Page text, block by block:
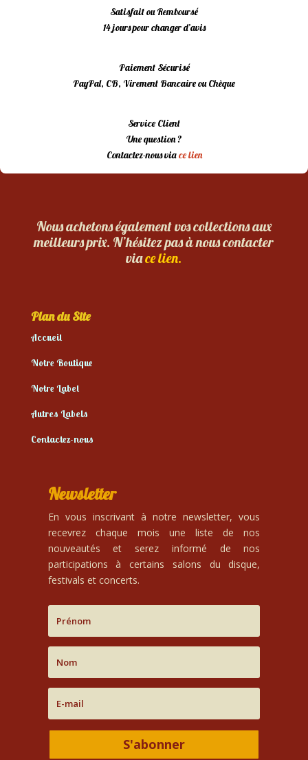
Satisfait ou Remboursé
14 jours pour changer d’avis
Paiement Sécurisé
PayPal, CB, Virement Bancaire ou Chèque
Service Client
Une question ?
Contactez-nous viace lien
Nous achetons également vos collections aux
meilleurs prix. N’hésitez pas à nous contacter
viace lien.
Plan du Site
Accueil
Notre Boutique
Notre Label
Autres Labels
Contactez-nous
Newsletter
En vous inscrivant à notre newsletter, vous
recevrez chaque mois une liste de nos
nouveautés et serez informé de nos
participations à certains salons du disque,
festivals et concerts.
S'abonner